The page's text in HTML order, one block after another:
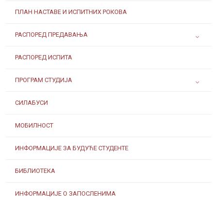
ПЛАН НАСТАВЕ И ИСПИТНИХ РОКОВА
РАСПОРЕД ПРЕДАВАЊА
РАСПОРЕД ИСПИТА
ПРОГРАМ СТУДИЈА
СИЛАБУСИ
МОБИЛНОСТ
ИНФОРМАЦИЈЕ ЗА БУДУЋЕ СТУДЕНТЕ
БИБЛИОТЕКА
ИНФОРМАЦИЈЕ О ЗАПОСЛЕНИМА